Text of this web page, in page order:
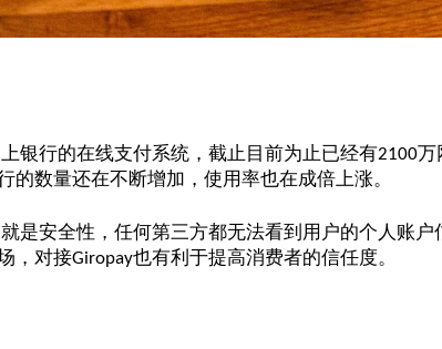
银行的在线支付系统，截止目前为止已经有2100万
的数量还在不断增加，使用率也在成倍上涨。
是安全性，任何第三方都无法看到用户的个人账
，对接Giropay也有利于提高消费者的信任度。